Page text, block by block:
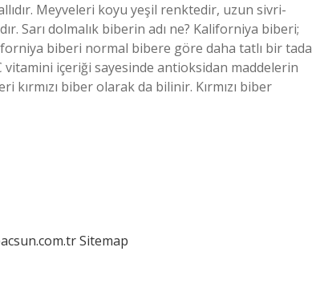
Meyveleri koyu yeşil renktedir, uzun sivri-
Sarı dolmalık biberin adı ne? Kaliforniya biberi;
biberi normal bibere göre daha tatlı bir tada
vitamini içeriği sayesinde antioksidan maddelerin
kırmızı biber olarak da bilinir. Kırmızı biber
Sitemap